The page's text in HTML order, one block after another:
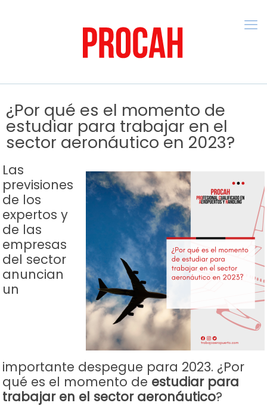
¿Por qué es el momento de
estudiar para trabajar en el
sector aeronáutico en 2023?
Las
previsiones
de los
expertos y
de las
empresas
del sector
anuncian
un
importante despegue para 2023. ¿Por
qué es el momento de estudiar para
trabajar en el sector aeronáutico?